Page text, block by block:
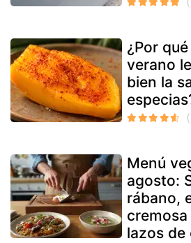
¿Por
verano
bien la
Menú
agosto:
rábano,
lazos de